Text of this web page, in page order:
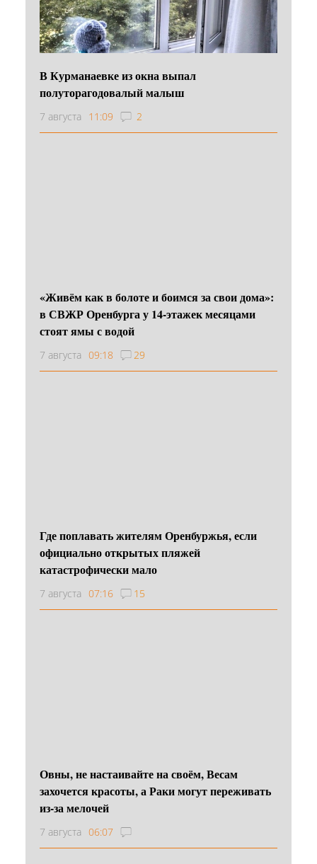
В Курманаевке из окна выпал
полуторагодовалый малыш
7 августа 11:09 2
«Живём как в болоте и боимся за свои дома»:
в СВЖР Оренбурга у 14-этажек месяцами
стоят ямы с водой
7 августа 09:18 29
Где поплавать жителям Оренбуржья, если
официально открытых пляжей
катастрофически мало
7 августа 07:16 15
Овны, не настаивайте на своём, Весам
захочется красоты, а Раки могут переживать
из-за мелочей
7 августа 06:07